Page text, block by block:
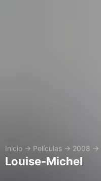
Inicio → Películas → 2008 →
Louise-Michel